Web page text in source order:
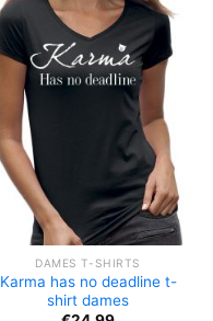
DAMES T-SHIRTS
Karma has no deadline t-
shirt dames